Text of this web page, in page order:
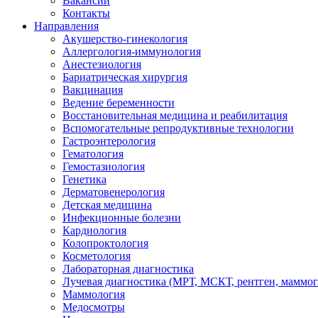
Контакты
Направления
Акушерство-гинекология
Аллергология-иммунология
Анестезиология
Бариатрическая хирургия
Вакцинация
Ведение беременности
Восстановительная медицина и реабилитация
Вспомогательные репродуктивные технологии
Гастроэнтерология
Гематология
Гемостазиология
Генетика
Дерматовенерология
Детская медицина
Инфекционные болезни
Кардиология
Колопроктология
Косметология
Лабораторная диагностика
Лучевая диагностика (МРТ, МСКТ, рентген,
Маммология
Медосмотры